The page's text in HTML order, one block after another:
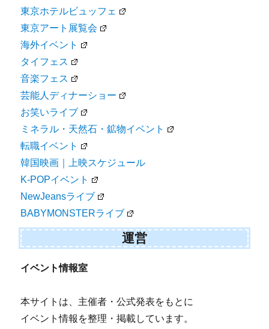
東京ホテルビュッフェ
東京アート展覧会
海外イベント
タイフェス
音楽フェス
芸能人ディナーショー
お笑いライブ
ミネラル・天然石・鉱物イベント
転職イベント
韓国映画｜上映スケジュール
K-POPイベント
NewJeansライブ
BABYMONSTERライブ
運営
イベント情報室
本サイトは、主催者・公式発表をもとに
イベント情報を整理・掲載しています。